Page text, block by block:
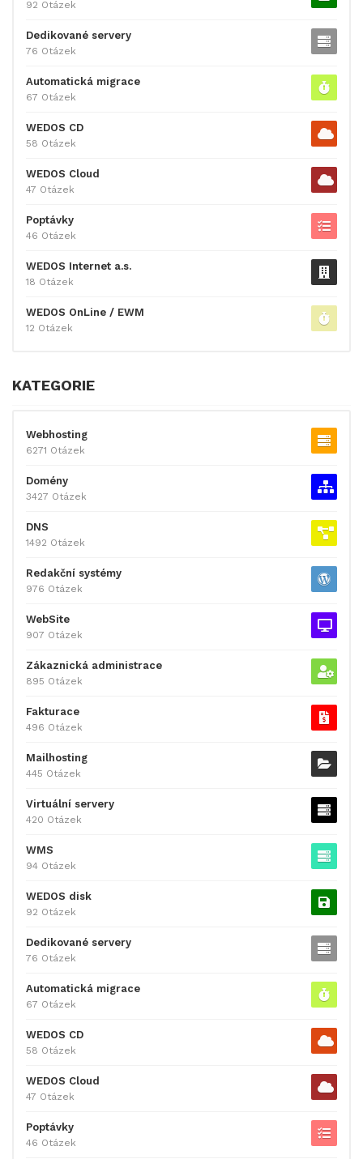
92 Otázek
Dedikované servery
76 Otázek
Automatická migrace
67 Otázek
WEDOS CD
58 Otázek
WEDOS Cloud
47 Otázek
Poptávky
46 Otázek
WEDOS Internet a.s.
18 Otázek
WEDOS OnLine / EWM
12 Otázek
KATEGORIE
Webhosting
6271 Otázek
Domény
3427 Otázek
DNS
1492 Otázek
Redakční systémy
976 Otázek
WebSite
907 Otázek
Zákaznická administrace
895 Otázek
Fakturace
496 Otázek
Mailhosting
445 Otázek
Virtuální servery
420 Otázek
WMS
94 Otázek
WEDOS disk
92 Otázek
Dedikované servery
76 Otázek
Automatická migrace
67 Otázek
WEDOS CD
58 Otázek
WEDOS Cloud
47 Otázek
Poptávky
46 Otázek